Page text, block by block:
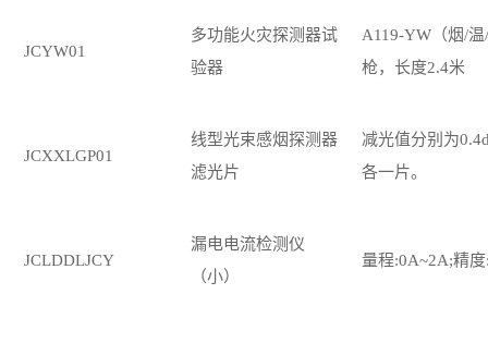
JCYW01
多功能火灾探测器试
验器
A119-YW（烟/
枪，长度2.4米
JCXXLGP01
线型光束感烟探测器
滤光片
减光值分别为
各一片。
JCLDDLJCY
漏电电流检测仪
（小）
量程:0A~2A;精